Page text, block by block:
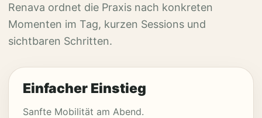
Renava ordnet die Praxis nach konkreten
Momenten im Tag, kurzen Sessions und
sichtbaren Schritten.
Einfacher Einstieg
Sanfte Mobilität am Abend.